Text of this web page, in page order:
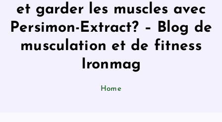
et garder les muscles avec
Persimon-Extract? – Blog de
musculation et de fitness
Ironmag
Home